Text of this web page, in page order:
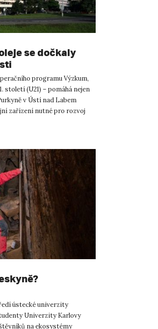
se dočkaly
programu Výzkum,
století (U21) – pomáhá nejen
v Ústí nad Labem
zařízení nutné pro rozvoj
ústecké univerzity
Univerzity Karlovy
na ekosystémy